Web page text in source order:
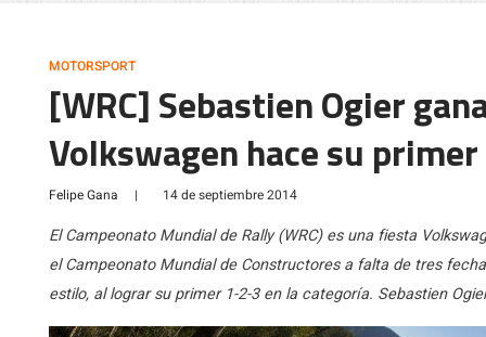
MOTORSPORT
[WRC] Sebastien Ogier
Volkswagen hace su
Felipe Gana | 14 de septiembre 2014
El Campeonato Mundial de Rally (WRC) es una fiesta
el Campeonato Mundial de Constructores a falta de tres
estilo, al lograr su primer 1-2-3 en la categoría. Sebastien